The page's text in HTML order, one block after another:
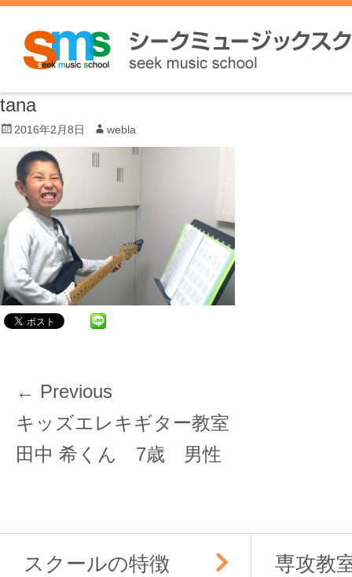
tana
P
o
2016年2月8日
A
u
t
webla
投
稿
ナ
ビ
シ
ョ
← Previous
Previous
post:
キッズエレキギター教室
田中 希くん 7歳 男性
スクールの特徴 専攻教